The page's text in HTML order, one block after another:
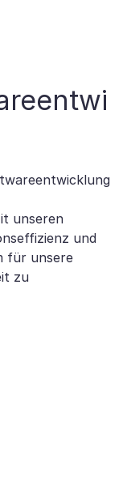
unseren
und
für unsere
zu